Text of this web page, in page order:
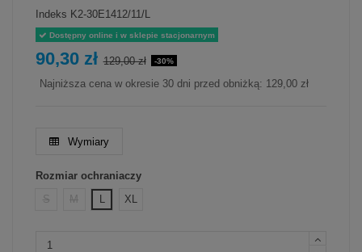
Indeks K2-30E1412/11/L
Dostępny online i w sklepie stacjonarnym
90,30 zł 129,00 zł -30%
Najniższa cena w okresie 30 dni przed obniżką: 129,00 zł
Wymiary
Rozmiar ochraniaczy
S
M XL